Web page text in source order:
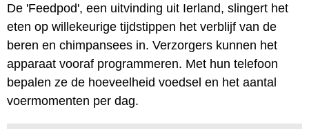
De 'Feedpod', een uitvinding uit Ierland, slingert het
eten op willekeurige tijdstippen het verblijf van de
beren en chimpansees in. Verzorgers kunnen het
apparaat vooraf programmeren. Met hun telefoon
bepalen ze de hoeveelheid voedsel en het aantal
voermomenten per dag.